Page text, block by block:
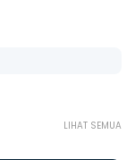
LIHAT SEMUA